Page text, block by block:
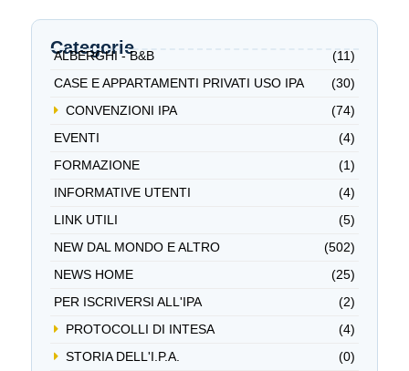
Categorie
ALBERGHI - B&B
(11)
CASE E APPARTAMENTI PRIVATI USO IPA
(30)
CONVENZIONI IPA
(74)
EVENTI
(4)
FORMAZIONE
(1)
INFORMATIVE UTENTI
(4)
LINK UTILI
(5)
NEW DAL MONDO E ALTRO
(502)
NEWS HOME
(25)
PER ISCRIVERSI ALL'IPA
(2)
PROTOCOLLI DI INTESA
(4)
STORIA DELL'I.P.A.
(0)